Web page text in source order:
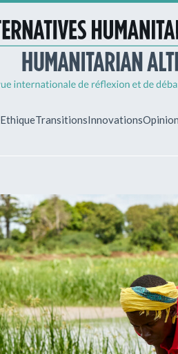
EthiqueTransitionsInnovationsOpinion